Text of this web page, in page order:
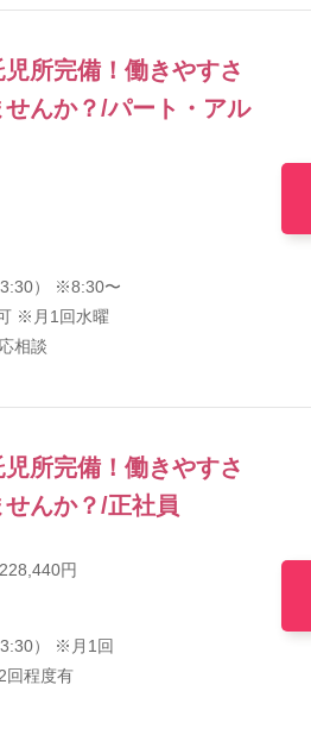
所完備！働きやすさ
んか？/パート・アル
） ※8:30〜
※月1回水曜
相談
所完備！働きやすさ
んか？/正社員
円
） ※月1回
回程度有